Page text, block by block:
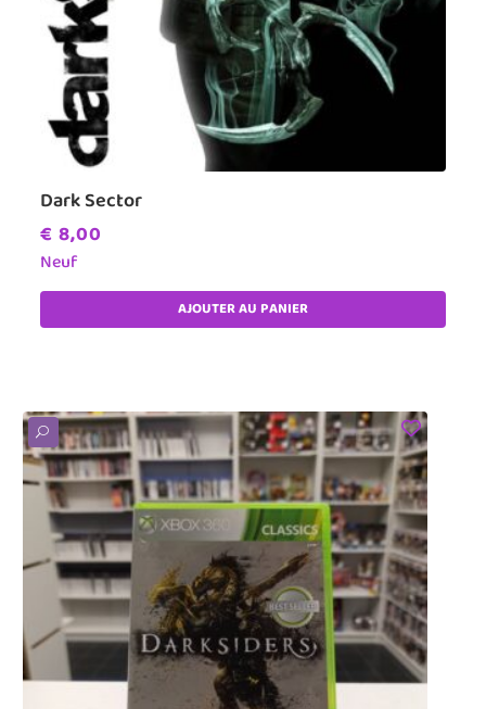
Dark Sector
€ 8,00
Neuf
AJOUTER AU PANIER
U